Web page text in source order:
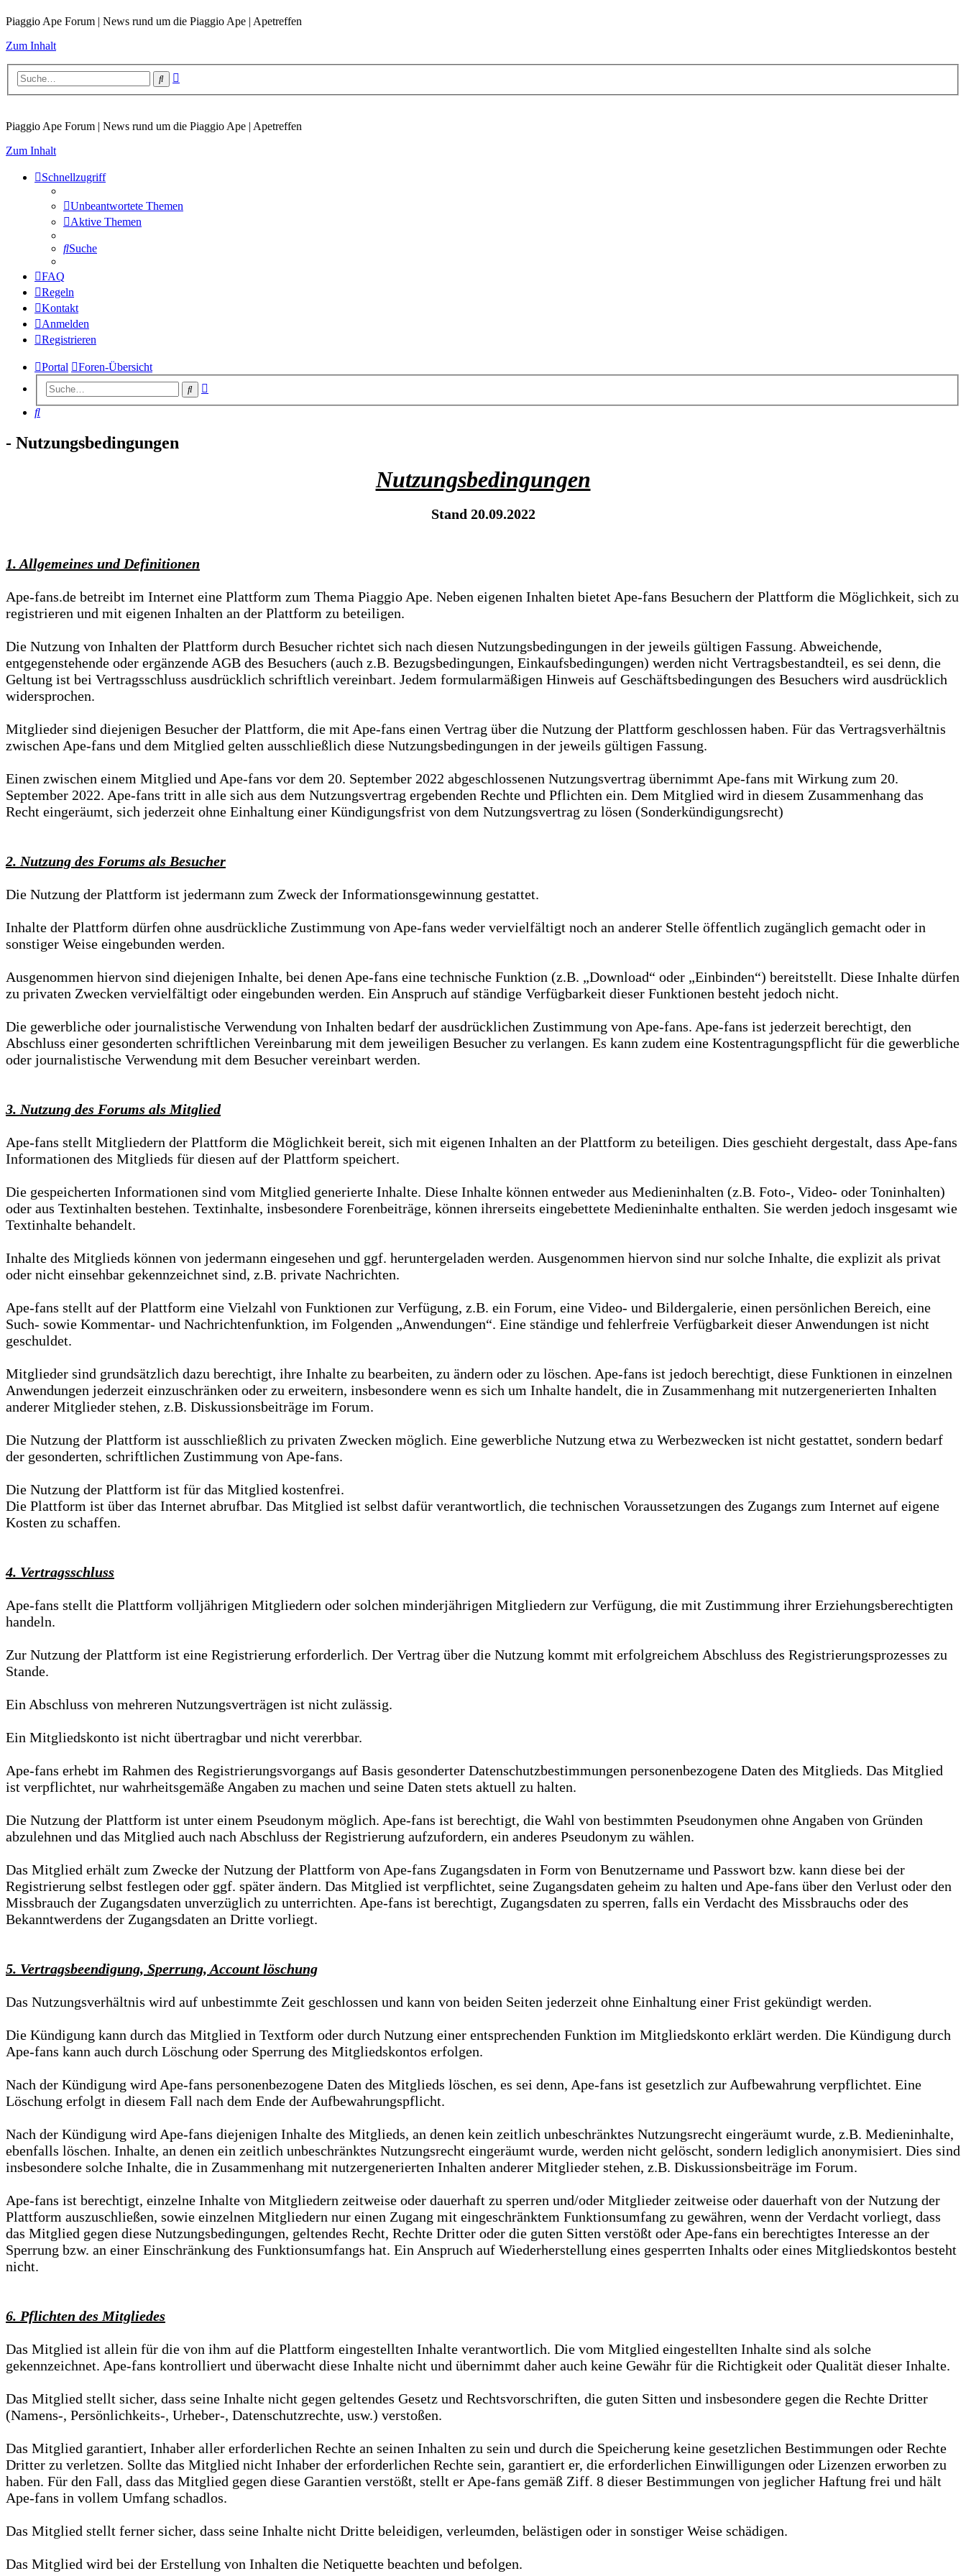
Piaggio Ape Forum | News rund um die Piaggio Ape | Apetreffen
Zum Inhalt
Suche
Piaggio Ape Forum | News rund um die Piaggio Ape | Apetreffen
Zum Inhalt
Schnellzugriff
Unbeantwortete Themen
Aktive Themen
Suche
FAQ
Regeln
Kontakt
Anmelden
Registrieren
Portal Foren-Übersicht
Suche
Suche
- Nutzungsbedingungen
Nutzungsbedingungen
Stand 20.09.2022
1. Allgemeines und Definitionen
Ape-fans.de betreibt im Internet eine Plattform zum Thema Piaggio Ape. Neben eigenen Inhalten bietet Ape-fans Besuchern der Plattform die Möglichkeit, sich zu
registrieren und mit eigenen Inhalten an der Plattform zu beteiligen.
Die Nutzung von Inhalten der Plattform durch Besucher richtet sich nach diesen Nutzungsbedingungen in der jeweils gültigen Fassung. Abweichende,
entgegenstehende oder ergänzende AGB des Besuchers (auch z.B. Bezugsbedingungen, Einkaufsbedingungen) werden nicht Vertragsbestandteil, es sei denn, die
Geltung ist bei Vertragsschluss ausdrücklich schriftlich vereinbart. Jedem formularmäßigen Hinweis auf Geschäftsbedingungen des Besuchers wird ausdrücklich
widersprochen.
Mitglieder sind diejenigen Besucher der Plattform, die mit Ape-fans einen Vertrag über die Nutzung der Plattform geschlossen haben. Für das Vertragsverhältnis
zwischen Ape-fans und dem Mitglied gelten ausschließlich diese Nutzungsbedingungen in der jeweils gültigen Fassung.
Einen zwischen einem Mitglied und Ape-fans vor dem 20. September 2022 abgeschlossenen Nutzungsvertrag übernimmt Ape-fans mit Wirkung zum 20.
September 2022. Ape-fans tritt in alle sich aus dem Nutzungsvertrag ergebenden Rechte und Pflichten ein. Dem Mitglied wird in diesem Zusammenhang das
Recht eingeräumt, sich jederzeit ohne Einhaltung einer Kündigungsfrist von dem Nutzungsvertrag zu lösen (Sonderkündigungsrecht)
2. Nutzung des Forums als Besucher
Die Nutzung der Plattform ist jedermann zum Zweck der Informationsgewinnung gestattet.
Inhalte der Plattform dürfen ohne ausdrückliche Zustimmung von Ape-fans weder vervielfältigt noch an anderer Stelle öffentlich zugänglich gemacht oder in
sonstiger Weise eingebunden werden.
Ausgenommen hiervon sind diejenigen Inhalte, bei denen Ape-fans eine technische Funktion (z.B. „Download“ oder „Einbinden“) bereitstellt. Diese Inhalte dürfen
zu privaten Zwecken vervielfältigt oder eingebunden werden. Ein Anspruch auf ständige Verfügbarkeit dieser Funktionen besteht jedoch nicht.
Die gewerbliche oder journalistische Verwendung von Inhalten bedarf der ausdrücklichen Zustimmung von Ape-fans. Ape-fans ist jederzeit berechtigt, den
Abschluss einer gesonderten schriftlichen Vereinbarung mit dem jeweiligen Besucher zu verlangen. Es kann zudem eine Kostentragungspflicht für die gewerbliche
oder journalistische Verwendung mit dem Besucher vereinbart werden.
3. Nutzung des Forums als Mitglied
Ape-fans stellt Mitgliedern der Plattform die Möglichkeit bereit, sich mit eigenen Inhalten an der Plattform zu beteiligen. Dies geschieht dergestalt, dass Ape-fans
Informationen des Mitglieds für diesen auf der Plattform speichert.
Die gespeicherten Informationen sind vom Mitglied generierte Inhalte. Diese Inhalte können entweder aus Medieninhalten (z.B. Foto-, Video- oder Toninhalten)
oder aus Textinhalten bestehen. Textinhalte, insbesondere Forenbeiträge, können ihrerseits eingebettete Medieninhalte enthalten. Sie werden jedoch insgesamt wie
Textinhalte behandelt.
Inhalte des Mitglieds können von jedermann eingesehen und ggf. heruntergeladen werden. Ausgenommen hiervon sind nur solche Inhalte, die explizit als privat
oder nicht einsehbar gekennzeichnet sind, z.B. private Nachrichten.
Ape-fans stellt auf der Plattform eine Vielzahl von Funktionen zur Verfügung, z.B. ein Forum, eine Video- und Bildergalerie, einen persönlichen Bereich, eine
Such- sowie Kommentar- und Nachrichtenfunktion, im Folgenden „Anwendungen“. Eine ständige und fehlerfreie Verfügbarkeit dieser Anwendungen ist nicht
geschuldet.
Mitglieder sind grundsätzlich dazu berechtigt, ihre Inhalte zu bearbeiten, zu ändern oder zu löschen. Ape-fans ist jedoch berechtigt, diese Funktionen in einzelnen
Anwendungen jederzeit einzuschränken oder zu erweitern, insbesondere wenn es sich um Inhalte handelt, die in Zusammenhang mit nutzergenerierten Inhalten
anderer Mitglieder stehen, z.B. Diskussionsbeiträge im Forum.
Die Nutzung der Plattform ist ausschließlich zu privaten Zwecken möglich. Eine gewerbliche Nutzung etwa zu Werbezwecken ist nicht gestattet, sondern bedarf
der gesonderten, schriftlichen Zustimmung von Ape-fans.
Die Nutzung der Plattform ist für das Mitglied kostenfrei.
Die Plattform ist über das Internet abrufbar. Das Mitglied ist selbst dafür verantwortlich, die technischen Voraussetzungen des Zugangs zum Internet auf eigene
Kosten zu schaffen.
4. Vertragsschluss
Ape-fans stellt die Plattform volljährigen Mitgliedern oder solchen minderjährigen Mitgliedern zur Verfügung, die mit Zustimmung ihrer Erziehungsberechtigten
handeln.
Zur Nutzung der Plattform ist eine Registrierung erforderlich. Der Vertrag über die Nutzung kommt mit erfolgreichem Abschluss des Registrierungsprozesses zu
Stande.
Ein Abschluss von mehreren Nutzungsverträgen ist nicht zulässig.
Ein Mitgliedskonto ist nicht übertragbar und nicht vererbbar.
Ape-fans erhebt im Rahmen des Registrierungsvorgangs auf Basis gesonderter Datenschutzbestimmungen personenbezogene Daten des Mitglieds. Das Mitglied
ist verpflichtet, nur wahrheitsgemäße Angaben zu machen und seine Daten stets aktuell zu halten.
Die Nutzung der Plattform ist unter einem Pseudonym möglich. Ape-fans ist berechtigt, die Wahl von bestimmten Pseudonymen ohne Angaben von Gründen
abzulehnen und das Mitglied auch nach Abschluss der Registrierung aufzufordern, ein anderes Pseudonym zu wählen.
Das Mitglied erhält zum Zwecke der Nutzung der Plattform von Ape-fans Zugangsdaten in Form von Benutzername und Passwort bzw. kann diese bei der
Registrierung selbst festlegen oder ggf. später ändern. Das Mitglied ist verpflichtet, seine Zugangsdaten geheim zu halten und Ape-fans über den Verlust oder den
Missbrauch der Zugangsdaten unverzüglich zu unterrichten. Ape-fans ist berechtigt, Zugangsdaten zu sperren, falls ein Verdacht des Missbrauchs oder des
Bekanntwerdens der Zugangsdaten an Dritte vorliegt.
5. Vertragsbeendigung, Sperrung, Account löschung
Das Nutzungsverhältnis wird auf unbestimmte Zeit geschlossen und kann von beiden Seiten jederzeit ohne Einhaltung einer Frist gekündigt werden.
Die Kündigung kann durch das Mitglied in Textform oder durch Nutzung einer entsprechenden Funktion im Mitgliedskonto erklärt werden. Die Kündigung durch
Ape-fans kann auch durch Löschung oder Sperrung des Mitgliedskontos erfolgen.
Nach der Kündigung wird Ape-fans personenbezogene Daten des Mitglieds löschen, es sei denn, Ape-fans ist gesetzlich zur Aufbewahrung verpflichtet. Eine
Löschung erfolgt in diesem Fall nach dem Ende der Aufbewahrungspflicht.
Nach der Kündigung wird Ape-fans diejenigen Inhalte des Mitglieds, an denen kein zeitlich unbeschränktes Nutzungsrecht eingeräumt wurde, z.B. Medieninhalte,
ebenfalls löschen. Inhalte, an denen ein zeitlich unbeschränktes Nutzungsrecht eingeräumt wurde, werden nicht gelöscht, sondern lediglich anonymisiert. Dies sind
insbesondere solche Inhalte, die in Zusammenhang mit nutzergenerierten Inhalten anderer Mitglieder stehen, z.B. Diskussionsbeiträge im Forum.
Ape-fans ist berechtigt, einzelne Inhalte von Mitgliedern zeitweise oder dauerhaft zu sperren und/oder Mitglieder zeitweise oder dauerhaft von der Nutzung der
Plattform auszuschließen, sowie einzelnen Mitgliedern nur einen Zugang mit eingeschränktem Funktionsumfang zu gewähren, wenn der Verdacht vorliegt, dass
das Mitglied gegen diese Nutzungsbedingungen, geltendes Recht, Rechte Dritter oder die guten Sitten verstößt oder Ape-fans ein berechtigtes Interesse an der
Sperrung bzw. an einer Einschränkung des Funktionsumfangs hat. Ein Anspruch auf Wiederherstellung eines gesperrten Inhalts oder eines Mitgliedskontos besteht
nicht.
6. Pflichten des Mitgliedes
Das Mitglied ist allein für die von ihm auf die Plattform eingestellten Inhalte verantwortlich. Die vom Mitglied eingestellten Inhalte sind als solche
gekennzeichnet. Ape-fans kontrolliert und überwacht diese Inhalte nicht und übernimmt daher auch keine Gewähr für die Richtigkeit oder Qualität dieser Inhalte.
Das Mitglied stellt sicher, dass seine Inhalte nicht gegen geltendes Gesetz und Rechtsvorschriften, die guten Sitten und insbesondere gegen die Rechte Dritter
(Namens-, Persönlichkeits-, Urheber-, Datenschutzrechte, usw.) verstoßen.
Das Mitglied garantiert, Inhaber aller erforderlichen Rechte an seinen Inhalten zu sein und durch die Speicherung keine gesetzlichen Bestimmungen oder Rechte
Dritter zu verletzen. Sollte das Mitglied nicht Inhaber der erforderlichen Rechte sein, garantiert er, die erforderlichen Einwilligungen oder Lizenzen erworben zu
haben. Für den Fall, dass das Mitglied gegen diese Garantien verstößt, stellt er Ape-fans gemäß Ziff. 8 dieser Bestimmungen von jeglicher Haftung frei und hält
Ape-fans in vollem Umfang schadlos.
Das Mitglied stellt ferner sicher, dass seine Inhalte nicht Dritte beleidigen, verleumden, belästigen oder in sonstiger Weise schädigen.
Das Mitglied wird bei der Erstellung von Inhalten die Netiquette beachten und befolgen.